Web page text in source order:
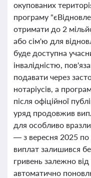
окупованих
програму
отримати до 2
або сім'ю для
буде доступна
інвалідністю,
подавати через
нотаріусів, а
після офіційної
уряд продовжив
для особливо
— з вересня 2025
виплат залишився
гривень залежно від
автоматично